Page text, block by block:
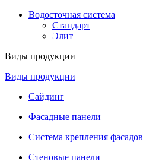
Водосточная система
Стандарт
Элит
Виды продукции
Виды продукции
Сайдинг
Фасадные панели
Система крепления фасадов
Стеновые панели